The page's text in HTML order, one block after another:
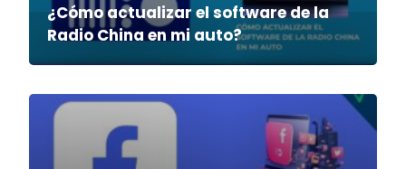
¿Cómo actualizar el software de la
Radio China en mi auto?